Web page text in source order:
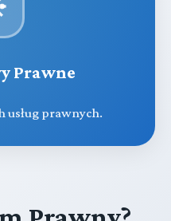
Prawne
usług prawnych.